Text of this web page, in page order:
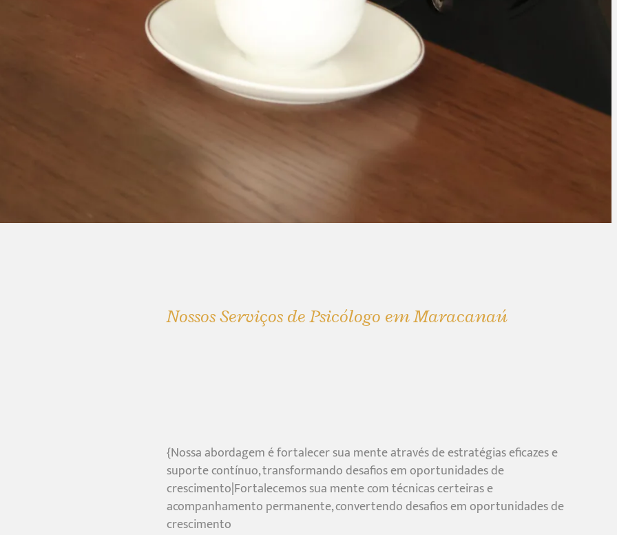
Nossos Serviços de Psicólogo em Maracanaú
{Nossa abordagem é fortalecer sua mente através de estratégias eficazes e
suporte contínuo, transformando desafios em oportunidades de
crescimento|Fortalecemos sua mente com técnicas certeiras e
acompanhamento permanente, convertendo desafios em oportunidades de
crescimento